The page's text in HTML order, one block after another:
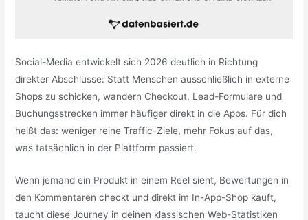
Social-Media entwickelt sich 2026 deutlich in Richtung
direkter Abschlüsse: Statt Menschen ausschließlich in externe
Shops zu schicken, wandern Checkout, Lead-Formulare und
Buchungsstrecken immer häufiger direkt in die Apps. Für dich
heißt das: weniger reine Traffic-Ziele, mehr Fokus auf das,
was tatsächlich in der Plattform passiert.
Wenn jemand ein Produkt in einem Reel sieht, Bewertungen in
den Kommentaren checkt und direkt im In-App-Shop kauft,
taucht diese Journey in deinen klassischen Web-Statistiken